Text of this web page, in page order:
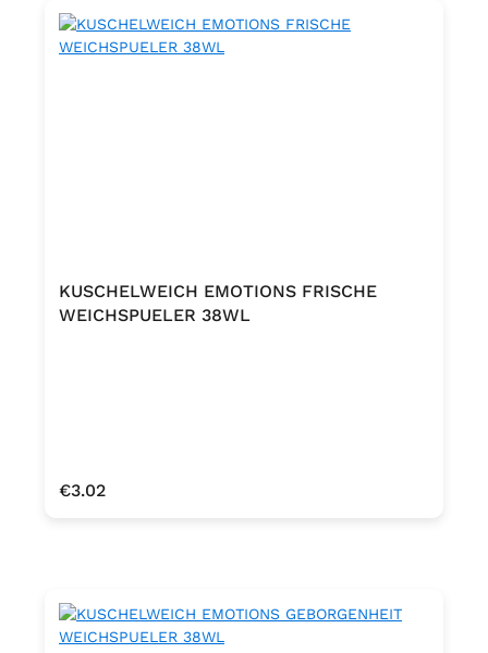
KUSCHELWEICH EMOTIONS FRISCHE
WEICHSPUELER 38WL
Regular price:
€3.02